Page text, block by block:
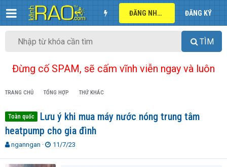
ĐĂNG NHẬP ĐĂNG KÝ
TÌM
Đừng cố SPAM, sẽ cấm vĩnh viễn ngay và luôn
TRANG CHỦ TỔNG HỢP THỨ KHÁC
Toàn quốc
Lưu ý khi mua máy nước nóng trung tâm
heatpump cho gia đình
T
r
nganngan
N
à
11/7/23